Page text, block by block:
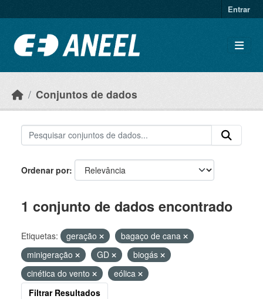
Entrar
Conjuntos de dados
Ordenar por
1 conjunto de dados encontrado
Etiquetas: geração
bagaço de cana
minigeração
GD
biogás
cinética do vento
eólica
Filtrar Resultados